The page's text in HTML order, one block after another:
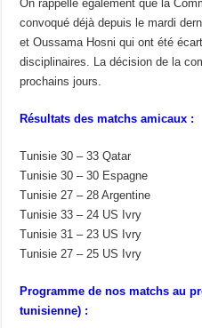
On rappelle également que la
convoqué déjà depuis le mardi
et Oussama Hosni qui ont été
disciplinaires. La décision de la
prochains jours.
Résultats des matchs amicaux :
Tunisie 30 – 33 Qatar
Tunisie 30 – 30 Espagne
Tunisie 27 – 28 Argentine
Tunisie 33 – 24 US Ivry
Tunisie 31 – 23 US Ivry
Tunisie 27 – 25 US Ivry
Programme de nos matchs au
tunisienne) :